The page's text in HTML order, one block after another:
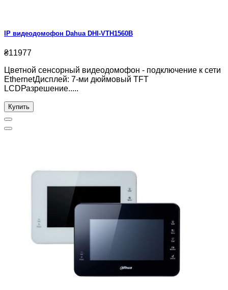
IP видеодомофон Dahua DHI-VTH1560B
₴11977
Цветной сенсорный видеодомофон - подключение к сети
EthernetДисплей: 7-ми дюймовый TFT
LCDРазрешение.....
Купить